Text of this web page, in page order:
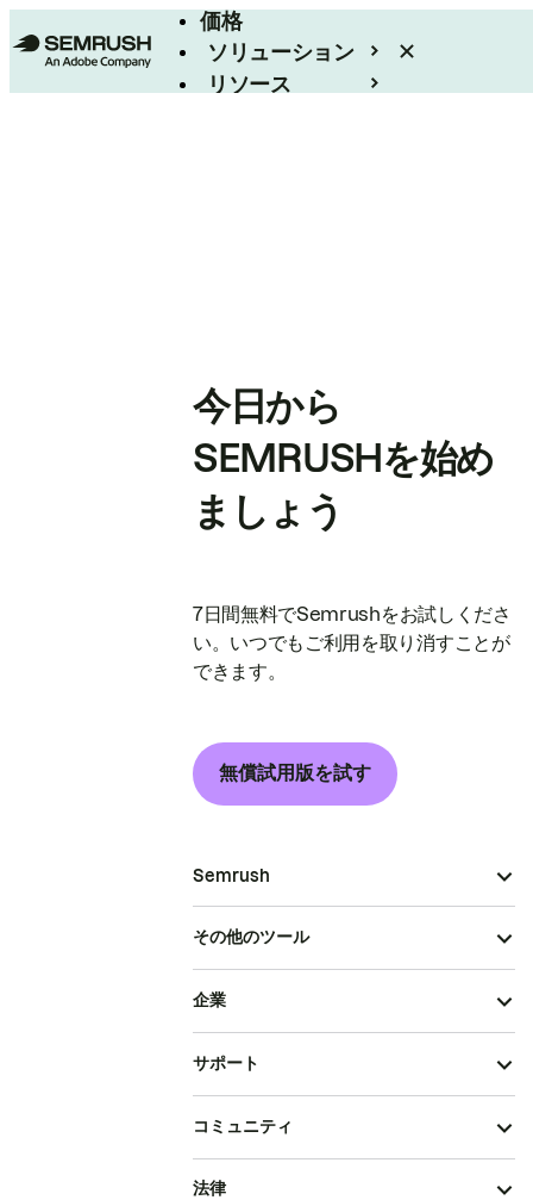
価格
ソリューション
リソース
今日から
SEMRUSHを始め
ましょう
7日間無料でSemrushをお試しくださ
い。いつでもご利用を取り消すことが
できます。
無償試用版を試す
Semrush
その他のツール
企業
サポート
コミュニティ
法律